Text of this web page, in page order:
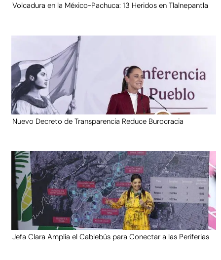
Volcadura en la México-Pachuca: 13 Heridos en Tlalnepantla
Nuevo Decreto de Transparencia Reduce Burocracia
Jefa Clara Amplía el Cablebús para Conectar a las Periferias